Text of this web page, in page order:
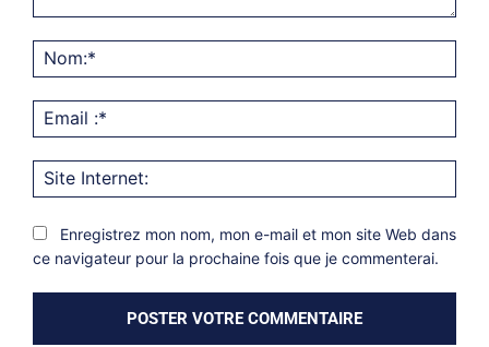
:*
Enregistrez mon nom, mon e-mail et mon site Web dans
ce navigateur pour la prochaine fois que je commenterai.